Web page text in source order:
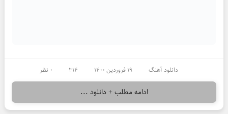
دانلود آهنگ 19 فروردین 1400 314 0 نظر
ادامه مطلب + دانلود ...